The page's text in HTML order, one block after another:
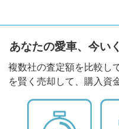
あなたの愛車、今い
複数社の査定額を比較し
を賢く売却して、購入資